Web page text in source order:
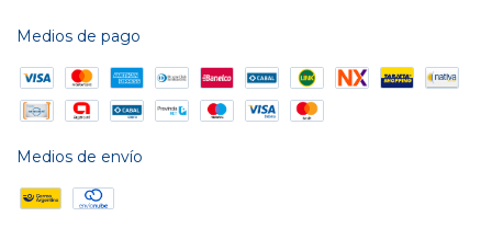
Medios de pago
Medios de envío